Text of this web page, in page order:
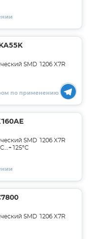
SMD 1206 X7R
по применению
SMD 1206 X7R
SMD 1206 X7R